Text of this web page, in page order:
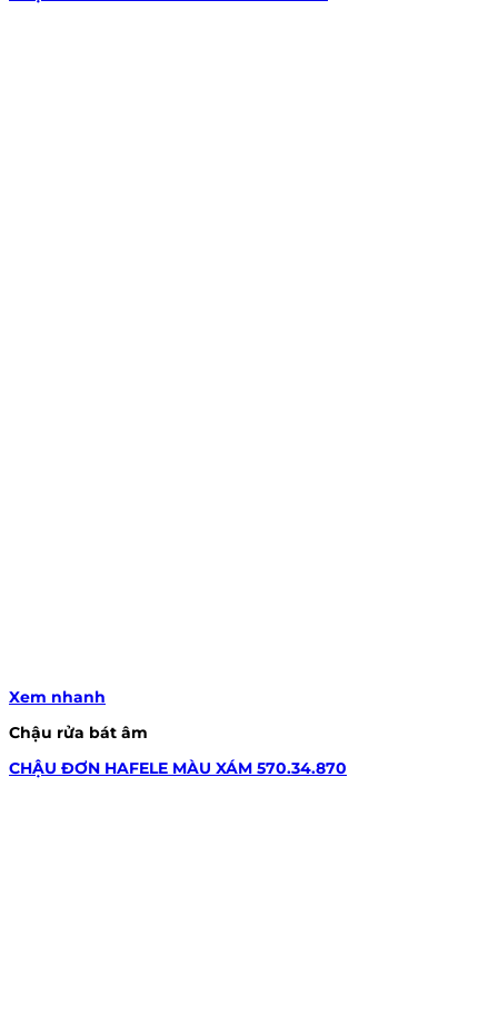
Xem nhanh
Chậu rửa bát âm
CHẬU ĐƠN HAFELE MÀU XÁM 570.34.870